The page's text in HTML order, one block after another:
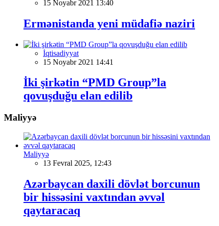
15 Noyabr 2021 13:40
Ermənistanda yeni müdafiə naziri
İqtisadiyyat
15 Noyabr 2021 14:41
İki şirkətin “PMD Group”la
qovuşduğu elan edilib
Maliyyə
Maliyyə
13 Fevral 2025, 12:43
Azərbaycan daxili dövlət borcunun
bir hissəsini vaxtından əvvəl
qaytaracaq